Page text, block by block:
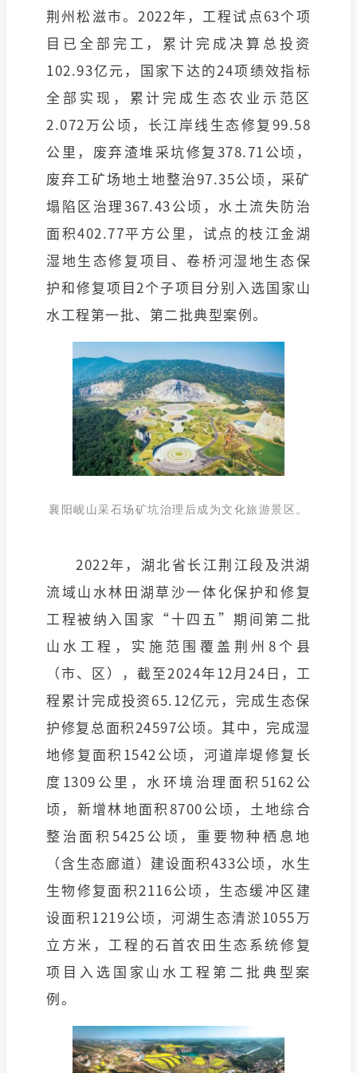
荆州松滋市。2022年，工程试点63个项
目已全部完工，累计完成决算总投资
102.93亿元，国家下达的24项绩效指标
全部实现，累计完成生态农业示范区
2.072万公顷，长江岸线生态修复99.58
公里，废弃渣堆采坑修复378.71公顷，
废弃工矿场地土地整治97.35公顷，采矿
塌陷区治理367.43公顷，水土流失防治
面积402.77平方公里，试点的枝江金湖
湿地生态修复项目、卷桥河湿地生态保
护和修复项目2个子项目分别入选国家山
水工程第一批、第二批典型案例。
襄阳岘山采石场矿坑治理后成为文化旅游景区。
2022年，湖北省长江荆江段及洪湖
流域山水林田湖草沙一体化保护和修复
工程被纳入国家“十四五”期间第二批
山水工程，实施范围覆盖荆州8个县
（市、区），截至2024年12月24日，工
程累计完成投资65.12亿元，完成生态保
护修复总面积24597公顷。其中，完成湿
地修复面积1542公顷，河道岸堤修复长
度1309公里，水环境治理面积5162公
顷，新增林地面积8700公顷，土地综合
整治面积5425公顷，重要物种栖息地
（含生态廊道）建设面积433公顷，水生
生物修复面积2116公顷，生态缓冲区建
设面积1219公顷，河湖生态清淤1055万
立方米，工程的石首农田生态系统修复
项目入选国家山水工程第二批典型案
例。